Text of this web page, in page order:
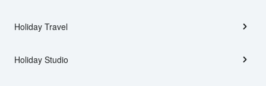
Holiday Travel
Holiday Studio